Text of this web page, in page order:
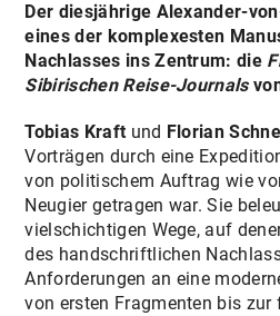
Der diesjährige Alexander-
eines der komplexesten
Nachlasses ins Zentrum: die
Sibirischen Reise-Journals
Tobias Kraft und Florian
Vorträgen durch eine
von politischem Auftrag wie
Neugier getragen war. Sie
vielschichtigen Wege, auf
des handschriftlichen
Anforderungen an eine
von ersten Fragmenten bis zur